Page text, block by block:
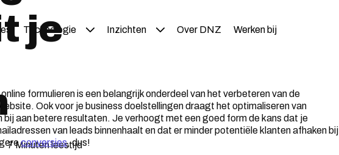
Technologie Inzichten Over DNZ Werken bij
je
7 Minuten leestijd
formulieren is een belangrijk onderdeel van het verbeteren van de
Ook voor je business doelstellingen draagt het optimaliseren van
bij aan betere resultaten. Je verhoogt met een goed form de kans dat je
van leads binnenhaalt en dat er minder potentiële klanten afhaken bij
conversies, dus!